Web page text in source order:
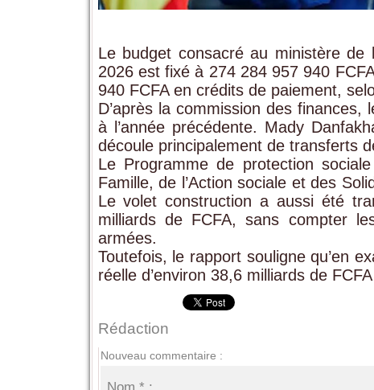
Le budget consacré au ministère de
2026 est fixé à 274 284 957 940
940 FCFA en crédits de paiement,
D’après la commission des
à l’année précédente. Mady
découle principalement de transferts
Le Programme de protection
Famille, de l’Action sociale et des
Le volet construction a aussi été
milliards de FCFA, sans compter
armées.
Toutefois, le rapport souligne qu’en
réelle d’environ 38,6 milliards de
Rédaction
Nouveau commentaire :